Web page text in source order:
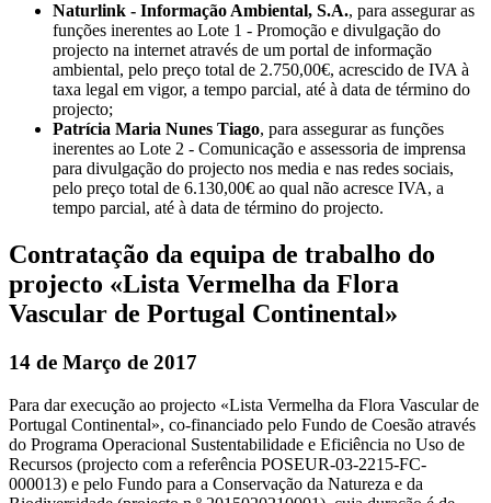
Naturlink - Informação Ambiental, S.A., para assegurar as
funções inerentes ao Lote 1 - Promoção e divulgação do
projecto na internet através de um portal de informação
ambiental, pelo preço total de 2.750,00€, acrescido de IVA à
taxa legal em vigor, a tempo parcial, até à data de término do
projecto;
Patrícia Maria Nunes Tiago, para assegurar as funções
inerentes ao Lote 2 - Comunicação e assessoria de imprensa
para divulgação do projecto nos media e nas redes sociais,
pelo preço total de 6.130,00€ ao qual não acresce IVA, a
tempo parcial, até à data de término do projecto.
Contratação da equipa de trabalho do
projecto «Lista Vermelha da Flora
Vascular de Portugal Continental»
14 de Março de 2017
Para dar execução ao projecto «Lista Vermelha da Flora Vascular de
Portugal Continental», co-financiado pelo Fundo de Coesão através
do Programa Operacional Sustentabilidade e Eficiência no Uso de
Recursos (projecto com a referência POSEUR-03-2215-FC-
000013) e pelo Fundo para a Conservação da Natureza e da